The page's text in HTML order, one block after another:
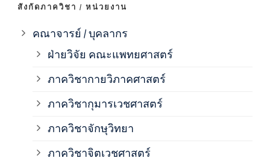
สังกัดภาควิชา / หน่วยงาน
คณาจารย์ / บุคลากร
ฝ่ายวิจัย คณะแพทยศาสตร์
ภาควิชากายวิภาคศาสตร์
ภาควิชากุมารเวชศาสตร์
ภาควิชาจักษุวิทยา
ภาควิชาจิตเวชศาสตร์